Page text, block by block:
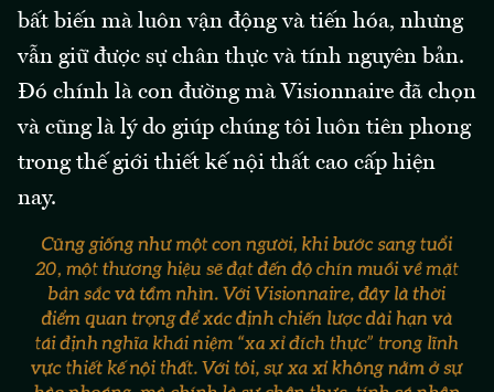
bất biến mà luôn vận động và tiến hóa, nhưng
vẫn giữ được sự chân thực và tính nguyên bản.
Đó chính là con đường mà Visionnaire đã chọn
và cũng là lý do giúp chúng tôi luôn tiên phong
trong thế giới thiết kế nội thất cao cấp hiện
nay.